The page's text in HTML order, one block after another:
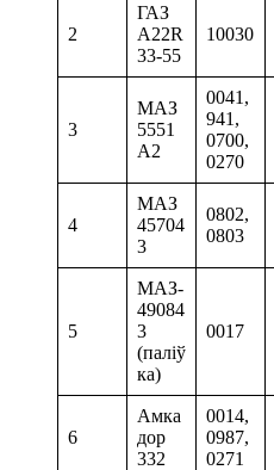
2
ГАЗ
A22R
33-55
10030
3
МАЗ
5551
А2
0041,
941,
0700,
0270
4
МАЗ
45704
3
0802,
0803
5
МАЗ-
49084
3
(паліў
ка)
0017
6
Амка
дор
332
0014,
0987,
0271